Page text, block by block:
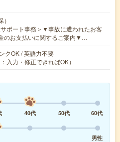
ポート事務＞▼事故に遭われたお客
のお支払いに関するご案内▼…
クOK / 英語力不要
入力・修正できればOK）
40代 50代
60代
男性